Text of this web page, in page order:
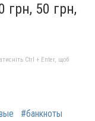
50 грн,
Ctrl + Enter, щоб
#банкноты